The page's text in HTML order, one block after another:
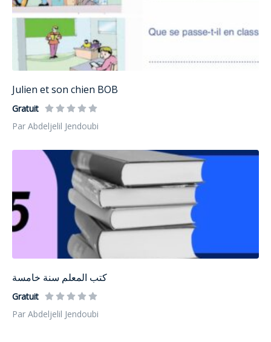
Julien et son chien BOB
Gratuit
Par Abdeljelil Jendoubi
كتب المعلم سنة خامسة
Gratuit
Par Abdeljelil Jendoubi